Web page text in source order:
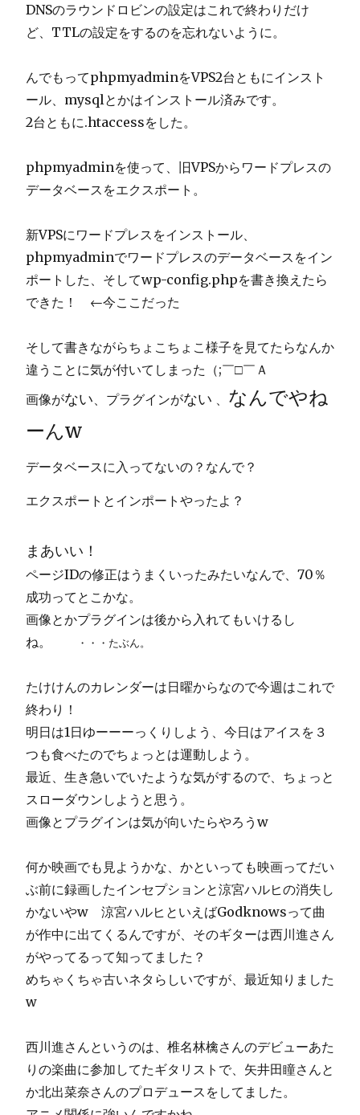
DNSのラウンドロビンの設定はこれで終わりだけ
ど、TTLの設定をするのを忘れないように。
んでもってphpmyadminをVPS2台ともにインスト
ール、mysqlとかはインストール済みです。
2台ともに.htaccessをした。
phpmyadminを使って、旧VPSからワードプレスの
データベースをエクスポート。
新VPSにワードプレスをインストール、
phpmyadminでワードプレスのデータベースをイン
ポートした、そしてwp-config.phpを書き換えたら
できた！ ←今ここだった
そして書きながらちょこちょこ様子を見てたらなんか
違うことに気が付いてしまった（;￣□￣Ａ
画像がない 、プラグインがない
なんでやね
ーんw
データベースに入ってないの？なんで？
エクスポートとインポートやったよ？
まあいい！
ページIDの修正はうまくいったみたいなんで、70％
成功ってとこかな。
画像とかプラグインは後から入れてもいけるし
ね。
・・・たぶん。
たけけんのカレンダーは日曜からなので今週はこれで
終わり！
明日は1日ゆーーーっくりしよう、今日はアイスを３
つも食べたのでちょっとは運動しよう。
最近、生き急いでいたような気がするので、ちょっと
スローダウンしようと思う。
画像とプラグインは気が向いたらやろうw
何か映画でも見ようかな、かといっても映画ってだい
ぶ前に録画したインセプションと涼宮ハルヒの消失し
かないやw 涼宮ハルヒといえばGodknowsって曲
が作中に出てくるんですが、そのギターは西川進さん
がやってるって知ってました？
めちゃくちゃ古いネタらしいですが、最近知りました
w
西川進さんというのは、椎名林檎さんのデビューあた
りの楽曲に参加してたギタリストで、矢井田瞳さんと
か北出菜奈さんのプロデュースをしてました。